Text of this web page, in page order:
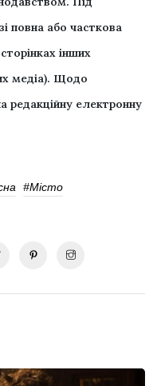
повна або часткова
інших
медіа). Щодо
редакційну електронну
#місто